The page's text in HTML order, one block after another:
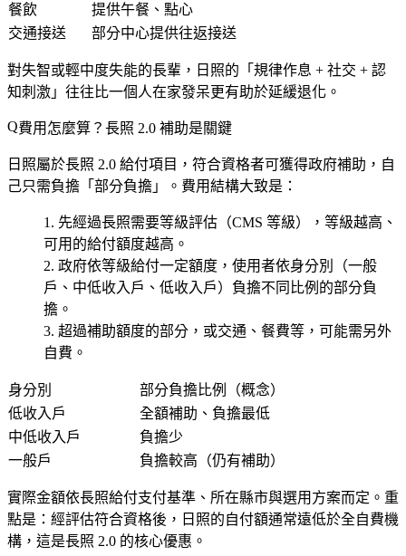
餐飲
提供午餐、點心
交通接送
部分中心提供往返接送
對失智或輕中度失能的長輩，日照的「規律作息 + 社交 + 認
知刺激」往往比一個人在家發呆更有助於延緩退化。
費用怎麼算？長照 2.0 補助是關鍵
日照屬於長照 2.0 給付項目，符合資格者可獲得政府補助，自
己只需負擔「部分負擔」。費用結構大致是：
先經過長照需要等級評估 （CMS 等級），等級越高、
可用的給付額度越高。
政府依等級給付一定額度，使用者依身分別
（一般
戶、中低收入戶、低收入戶）負擔不同比例的部分負
擔。
超過補助額度的部分，或交通、餐費等，可能需另外
自費。
身分別
部分負擔比例（概念）
低收入戶
全額補助、負擔最低
中低收入戶
負擔少
一般戶
負擔較高（仍有補助）
實際金額依長照給付支付基準、所在縣市與選用方案而定。重
點是： 經評估符合資格後，日照的自付額通常遠低於全自費機
構 ，這是長照 2.0 的核心優惠。